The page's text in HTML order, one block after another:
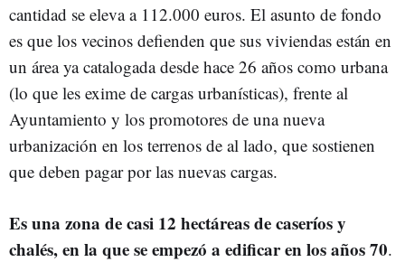
cantidad se eleva a 112.000 euros. El asunto de fondo
es que los vecinos defienden que sus viviendas están en
un área ya catalogada desde hace 26 años como urbana
(lo que les exime de cargas urbanísticas), frente al
Ayuntamiento y los promotores de una nueva
urbanización en los terrenos de al lado, que sostienen
que deben pagar por las nuevas cargas.
Es una zona de casi 12 hectáreas de caseríos y
chalés, en la que se empezó a edificar en los años 70.